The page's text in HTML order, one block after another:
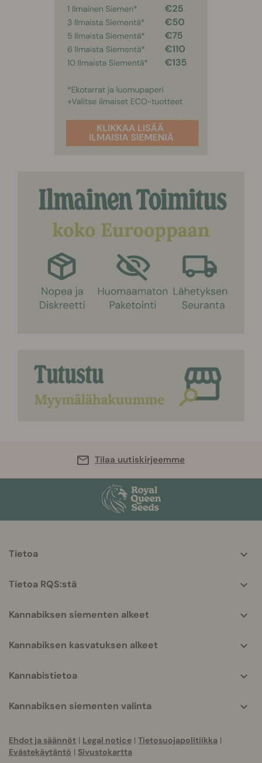
Tilaa uutiskirjeemme
helpful
Tietoa
Tietoa RQS:stä
Kannabiksen siementen alkeet
Kannabiksen kasvatuksen alkeet
Kannabistietoa
Kannabiksen siementen valinta
Ehdot ja säännöt | Legal notice | Tietosuojapolitiikka |
Evästekäytäntö | Sivustokartta